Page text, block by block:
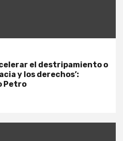
el destripamiento o
y los derechos’:
Petro